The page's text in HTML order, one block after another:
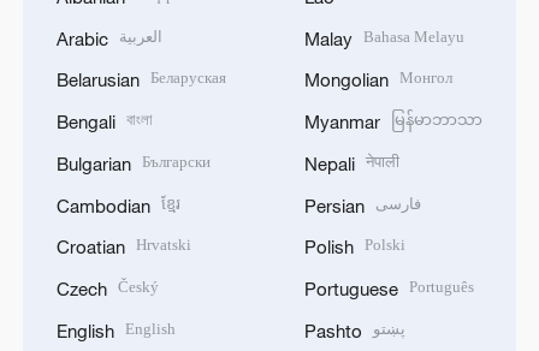
Arabic العربية
Belarusian Беларуская
Bengali বাংলা
Bulgarian Български
Cambodian ខ្មែរ
Croatian Hrvatski
Czech Český
English English
Malay Bahasa Melayu
Mongolian Монгол
Myanmar မြန်မာဘာသာ
Nepali नेपाली
Persian فارسی
Polish Polski
Portuguese Português
Pashto پښتو